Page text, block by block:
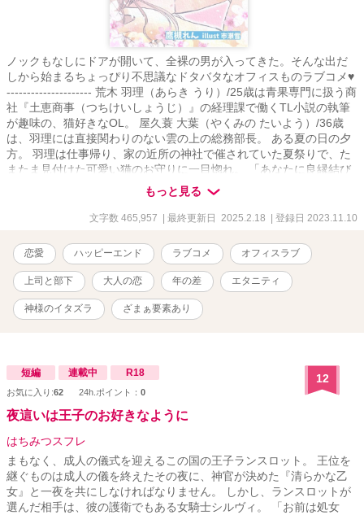
ノックもなしにドアが開いて、全裸の男が入ってきた。そんな出だ
しから始まるちょっぴり不思議なドタバタなオフィスものラブコメ♥
--------------------- 荒木 羽理（あらき うり）/25歳は青果専門に扱う商
社『土恵商事（つちけいしょうじ）』の経理課で働くTL小説の執筆
が趣味の、猫好きなOL。 屋久蓑 大葉（やくみの たいよう）/36歳
は、羽理には直接関わりのない雲の上の総務部長。 ある夏の日の夕
方。 羽理は仕事帰り、家の近所の神社で催されていた夏祭りで、た
またま見付けた可愛い猫のお守りに一目惚れ。 「あなたに良縁結び
ますニャ！」と書かれたパッケージを見て、軽い気持ちで「お願い
しますニャ！」と願掛けしたのだけれど――。 ※ちょっぴり不思議
な現代モノオフィスラブ！？ ※BL的な雰囲気がちらほら。 ※レーテ
るため、設定はそちらにしてあります） （執筆期間：2022/06/25〜
2025/01/27） --------------------- ○表紙絵は市瀬雪ちゃん
（https://x.com/yukiyukisnow7?
s=21&t=QMTHZgxLmWb6bE3RZSSmJA）に依頼しました♥（作品
シェア以外での無断転載など固くお断りします） ○公開後に加筆修正
する場合がございます。 ○素人が趣味で書いている無料小説です。ヒ
もっと見る
文字数 465,957 | 最終更新日 2025.2.18 | 登録日 2023.11.10
恋愛 ハッピーエンド ラブコメ オフィスラブ
上司と部下 大人の恋 年の差 エタニティ
神様のイタズラ ざまぁ要素あり
短編 連載中 R18
お気に入り:62 24h.ポイント： 0
12
夜這いは王子のお好きなように
はちみつスフレ
まもなく、成人の儀式を迎えるこの国の王子ランスロット。 王位を
継ぐものは成人の儀を終えたその夜に、神官が決めた『清らかな乙
女』と一夜を共にしなければなりません。 しかし、ランスロットが
選んだ相手は、彼の護衛でもある女騎士シルヴィ。 「お前は処女